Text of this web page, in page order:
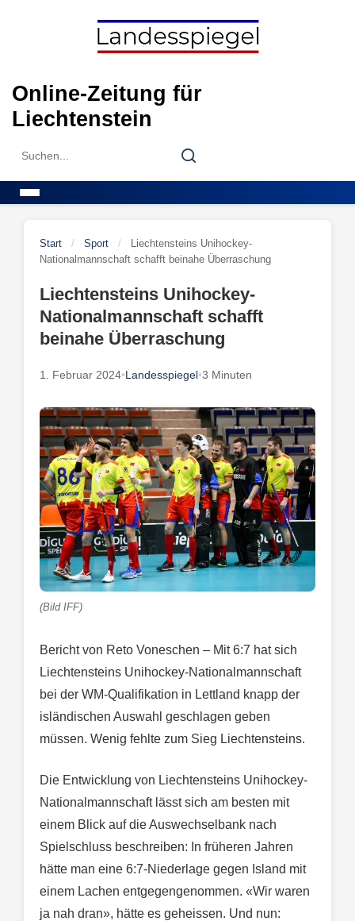
Online-Zeitung für
Liechtenstein
Search
Search
Start / Sport /
Liechtensteins Unihockey-
Nationalmannschaft schafft beinahe Überraschung
Liechtensteins Unihockey-
Nationalmannschaft schafft
beinahe Überraschung
1. Februar 2024•Landesspiegel•3 Minuten
(Bild IFF)
Bericht von Reto Voneschen – Mit 6:7 hat sich
Liechtensteins Unihockey-Nationalmannschaft
bei der WM-Qualifikation in Lettland knapp der
isländischen Auswahl geschlagen geben
müssen. Wenig fehlte zum Sieg Liechtensteins.
Die Entwicklung von Liechtensteins Unihockey-
Nationalmannschaft lässt sich am besten mit
einem Blick auf die Auswechselbank nach
Spielschluss beschreiben: In früheren Jahren
hätte man eine 6:7-Niederlage gegen Island mit
einem Lachen entgegengenommen. «Wir waren
ja nah dran», hätte es geheissen. Und nun: